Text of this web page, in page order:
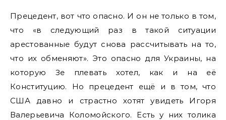
Прецедент, вот что опасно. И он не только в том,
что «в следующий раз в такой ситуации
арестованные будут снова рассчитывать на то,
что их обменяют». Это опасно для Украины, на
которую Зе плевать хотел, как и на её
Конституцию. Но прецедент ещё и в том, что
США давно и страстно хотят увидеть Игоря
Валерьевича Коломойского. Есть у них толика